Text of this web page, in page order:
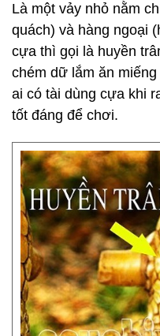
Là một vảy nhỏ nằm
quách) và hàng ngoại
cựa thì gọi là huyền
chém dữ lắm ăn
ai có tài dùng cựa khi
tốt đáng để chơi.